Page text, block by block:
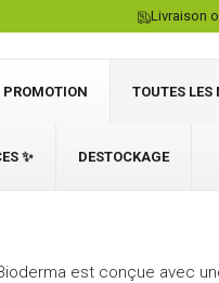
Livraison
PROMOTION TOUTES LES
✨ DESTOCKAGE
est conçue avec